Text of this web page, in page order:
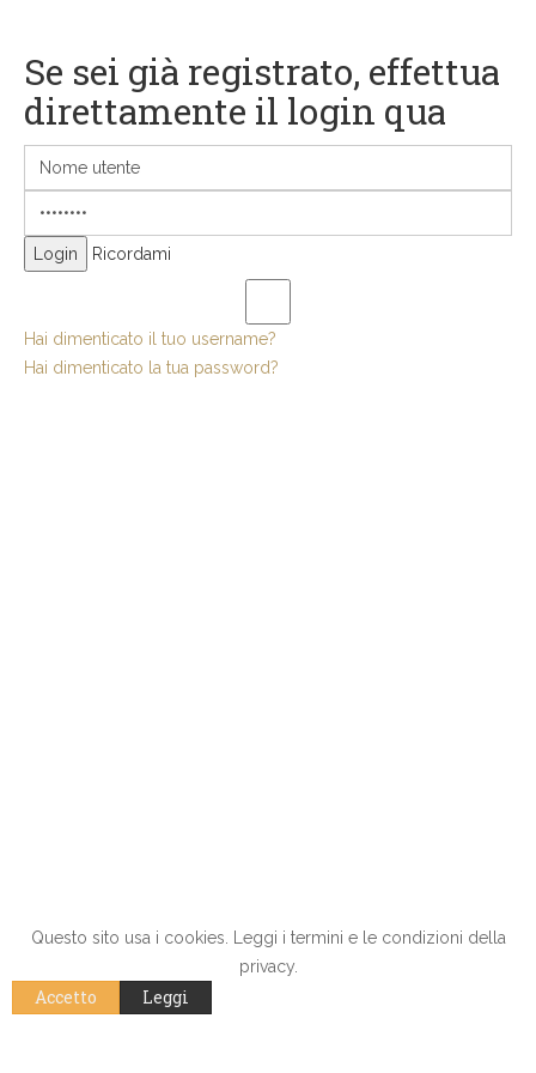
Se sei già registrato, effettua
direttamente il login qua
Ricordami
Hai dimenticato il tuo username?
Hai dimenticato la tua password?
Questo sito usa i cookies. Leggi i termini e le condizioni della
privacy.
Accetto Leggi